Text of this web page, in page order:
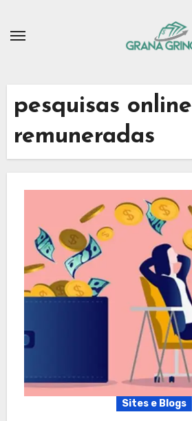
pesquisas online
remuneradas
Sites e Blogs